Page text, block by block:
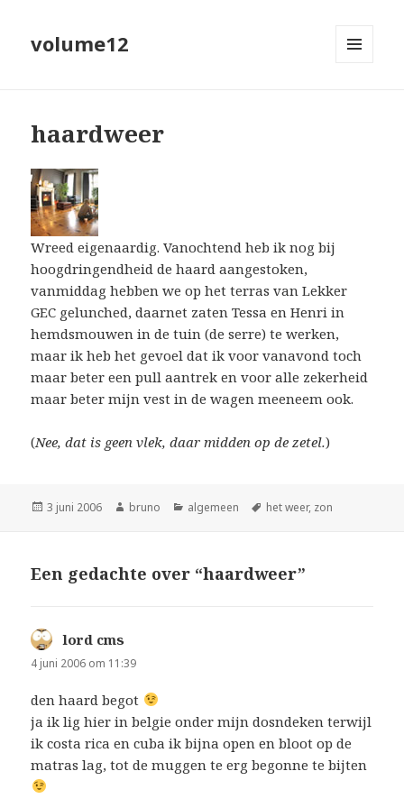
volume12
haardweer
Wreed eigenaardig. Vanochtend heb ik nog bij
hoogdringendheid de haard aangestoken,
vanmiddag hebben we op het terras van Lekker
GEC gelunched, daarnet zaten Tessa en Henri in
hemdsmouwen in de tuin (de serre) te werken,
maar ik heb het gevoel dat ik voor vanavond toch
maar beter een pull aantrek en voor alle zekerheid
maar beter mijn vest in de wagen meeneem ook.
(Nee, dat is geen vlek, daar midden op de zetel.)
Geplaatst
3 juni 2006 Auteur
bruno Categorieën
algemeen Tags
het weer, zon
Een gedachte over “haardweer”
lord cms
4 juni 2006 om 11:39
den haard begot
ja ik lig hier in belgie onder mijn dosndeken terwijl
ik costa rica en cuba ik bijna open en bloot op de
matras lag, tot de muggen te erg begonne te bijten